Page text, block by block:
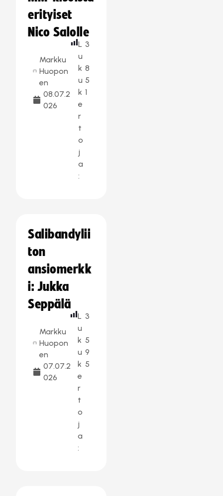
erityiset
Nico Salolle
Markku
Huopon
en
08.07.2
026
L
u
k
u
k
e
r
t
o
j
a
:
3
8
5
1
Salibandylii
ton
ansiomerkk
i: Jukka
Seppälä
Markku
Huopon
en
07.07.2
026
L
u
k
u
k
e
r
t
o
j
a
:
3
5
9
5